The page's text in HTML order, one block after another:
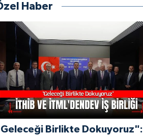
Haber
Birlikte Dokuyoruz":